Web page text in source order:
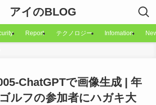
アイのBLOG
Report テクノロジー Infomation
ChatGPTで画像生成 | 年
ルフの参加者にハガキ大